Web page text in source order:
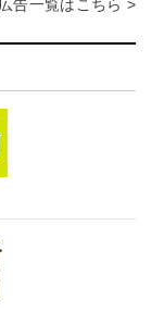
告一覧はこちら >